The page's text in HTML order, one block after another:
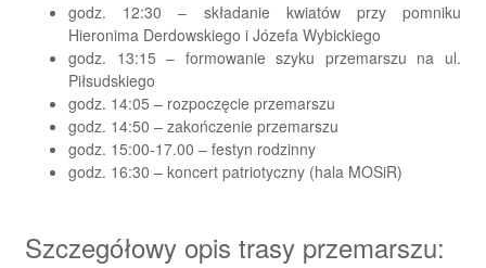
godz. 12:30 – składanie kwiatów przy pomniku
Hieronima Derdowskiego i Józefa Wybickiego
godz. 13:15 – formowanie szyku przemarszu na ul.
Piłsudskiego
godz. 14:05 – rozpoczęcie przemarszu
godz. 14:50 – zakończenie przemarszu
godz. 15:00-17.00 – festyn rodzinny
godz. 16:30 – koncert patriotyczny (hala MOSiR)
Szczegółowy opis trasy przemarszu: